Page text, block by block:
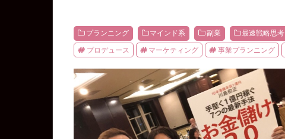
プランニング マインド系 副業 最速戦略思考
プロデュース マーケティング 事業プランニング